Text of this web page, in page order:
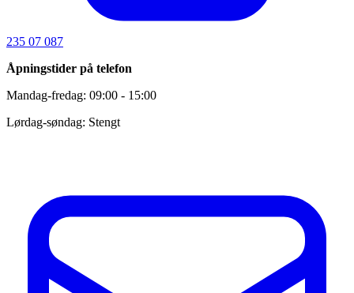
235 07 087
Åpningstider på telefon
Mandag-fredag: 09:00 - 15:00
Lørdag-søndag: Stengt